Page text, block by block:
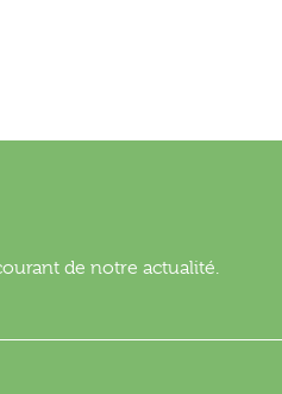
de notre actualité.